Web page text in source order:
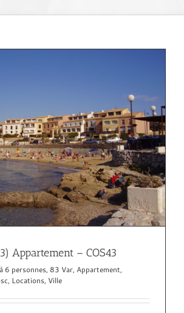
Appartement – COS43
6 personnes, 83 Var, Appartement,
, Locations, Ville